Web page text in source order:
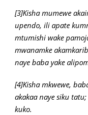
[3]Kisha mumewe
upendo, ili apate
mtumishi wake
mwanamke
naye baba yake
[4]Kisha mkwewe,
akakaa naye siku
kuko.